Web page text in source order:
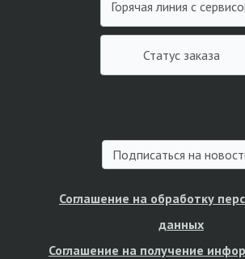
Горячая линия с
Статус заказа
Подписаться на
Соглашение на обработку
данных
Соглашение на получение